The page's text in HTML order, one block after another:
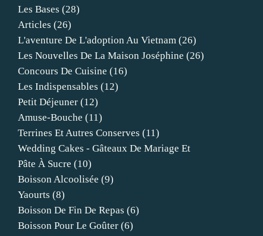
Les Bases (28)
Articles (26)
L'aventure De L'adoption Au Vietnam (26)
Les Nouvelles De La Maison Joséphine (26)
Concours De Cuisine (16)
Les Indispensables (12)
Petit Déjeuner (12)
Amuse-Bouche (11)
Terrines Et Autres Conserves (11)
Wedding Cakes - Gâteaux De Mariage Et
Pâte À Sucre (10)
Boisson Alcoolisée (9)
Yaourts (8)
Boisson De Fin De Repas (6)
Boisson Pour Le Goûter (6)